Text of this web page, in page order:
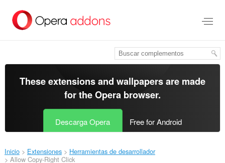
contenido
These extensions and wallpapers are made
for theOpera browser.
Descarga Opera Free for Android
Inicio Extensiones
Herramientas de desarrollador
Allow Copy-Right Click‎